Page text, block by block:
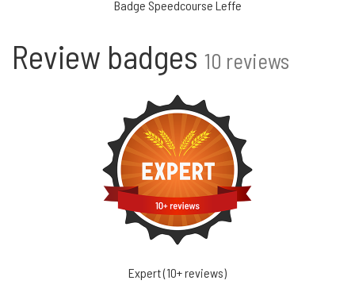
Badge Speedcourse Leffe
Review badges 10 reviews
Expert (10+ reviews)